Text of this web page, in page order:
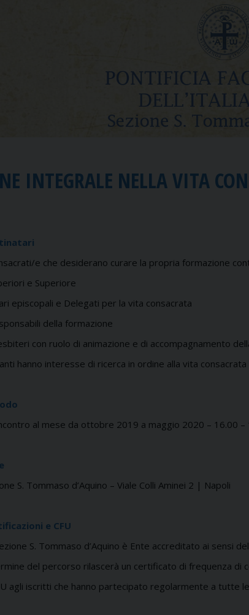
INTEGRALE NELLA VITA
e che desiderano curare la propria formazione
e Superiore
episcopali e Delegati per la vita consacrata
della formazione
con ruolo di animazione e di accompagnamento
hanno interesse di ricerca in ordine alla vita consacrata
al mese da ottobre 2019 a maggio 2020 – 16.00 –
S. Tommaso d’Aquino –Viale Colli Aminei 2 | Napoli
e CFU
S. Tommaso d’Aquino è Ente accreditato ai sensi
del percorso rilascerà un certificato di frequenza di
agli iscritti che hanno partecipato regolarmente a tutte